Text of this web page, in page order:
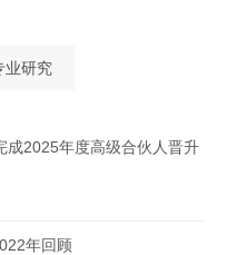
成2025年度高级合伙人晋升
年回顾
业研究